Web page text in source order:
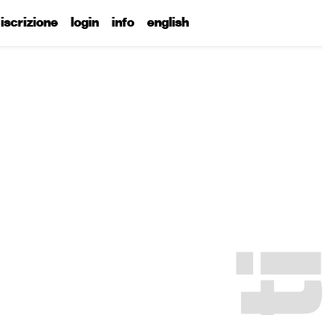
iscrizione login info english